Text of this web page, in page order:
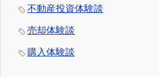
不動産投資体験談
売却体験談
購入体験談